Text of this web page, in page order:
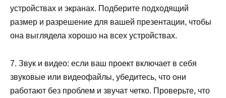
устройствах и экранах. Подберите подходящий
размер и разрешение для вашей презентации, чтобы
она выглядела хорошо на всех устройствах.
7. Звук и видео: если ваш проект включает в себя
звуковые или видеофайлы, убедитесь, что они
работают без проблем и звучат четко. Проверьте, что